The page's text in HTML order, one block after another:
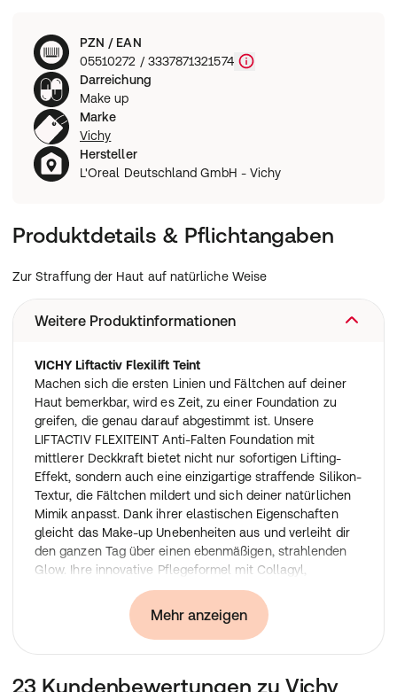
PZN / EAN
05510272 / 3337871321574
Darreichung
Make up
Marke
Vichy
Hersteller
L'Oreal Deutschland GmbH - Vichy
Produktdetails & Pflichtangaben
Zur Straffung der Haut auf natürliche Weise
Weitere Produktinformationen
VICHY Liftactiv Flexilift Teint
Machen sich die ersten Linien und Fältchen auf deiner
Haut bemerkbar, wird es Zeit, zu einer Foundation zu
greifen, die genau darauf abgestimmt ist. Unsere
LIFTACTIV FLEXITEINT Anti-Falten Foundation mit
mittlerer Deckkraft bietet nicht nur sofortigen Lifting-
Effekt, sondern auch eine einzigartige straffende Silikon-
Textur, die Fältchen mildert und sich deiner natürlichen
Mimik anpasst. Dank ihrer elastischen Eigenschaften
gleicht das Make-up Unebenheiten aus und verleiht dir
den ganzen Tag über einen ebenmäßigen, strahlenden
Glow. Ihre innovative Pflegeformel mit Collagyl,
Rhamnose und Adenosin wirkt effektiv allen Ursachen
vorzeitiger Hautalterung entgegen.
Entwickelt für Frauen über 40, bietet die hautstraffende
LIFTACTIV FLEXITEINT Foundation mit LSF 20 einen
fahlen Teint und Make-up, welches sich nach kürzester
Mehr anzeigen
23 Kundenbewertungen zu Vichy